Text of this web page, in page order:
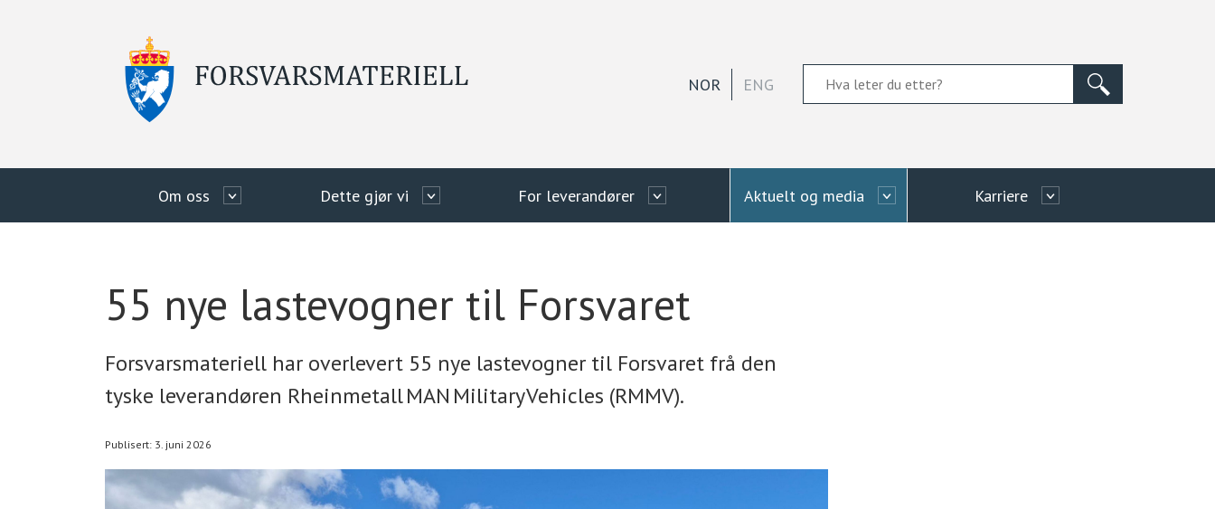
NOR ENG
Om oss Dette gjør vi For leverandører Aktuelt og media Karriere
55 nye lastevogner til Forsvaret
Forsvarsmateriell har overlevert 55 nye lastevogner til Forsvaret frå den
tyske leverandøren Rheinmetall MAN Military Vehicles (RMMV).
Publisert: 3. juni 2026